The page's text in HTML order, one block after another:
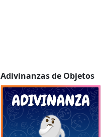
Adivinanzas de Objetos